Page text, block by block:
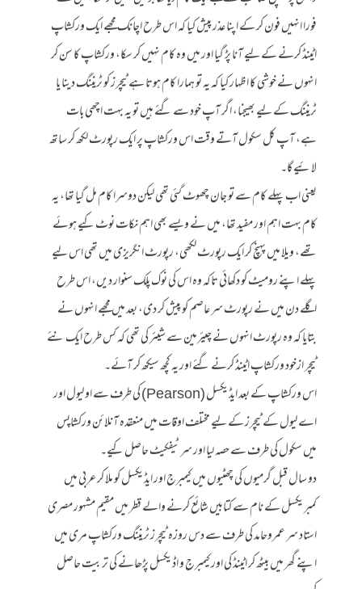
فورا انہیں فون کر کے اپنا عذر پیش کیا کہ اس طرح اچانک مجھے ایک ورکشاپ
اٹینڈ کرنے کے لیے آنا پڑ گیا اور میں وہ کام نہیں کر سکا، ورکشاپ کا سن کر
انہوں نے خوشی کا اظہار کیا کہ یہ تو ہمارا کام ہوتا ہے ٹیچرز کو ٹریننگ دینا یا
ٹریننگ کے لیے بھیجنا، اگر آپ خود سے گئے ہیں تو یہ بہت اچھی بات
ہے، آپ کل سکول آتے وقت اس ورکشاپ پر ایک رپورٹ لکھ کر ساتھ
لائیے گا۔
یعنی اب پہلے کام سے تو جان چھوٹ گئی تھی لیکن دوسرا کام مل گیا تھا، یہ
کام بہت اہم اور مفید تھا، میں نے ویسے بھی اہم نکات نوٹ کیے ہوئے
تھے، ویلا میں پہنچ کر ایک رپورٹ لکھی، رپورٹ انگریزی میں تھی اس لیے
پہلے اپنے رومیٹ کو دکھائی تاکہ وہ اس کی نوک پلک سنوار دیں، اس طرح
اگلے دن میں نے رپورٹ سر عاصم کو پیش کر دی، بعد میں مجھے انہوں نے
بتایا کہ وہ رپورٹ انہوں نے چیئرمین سے شیئر کی تھی کہ کس طرح ایک نئے
ٹیچر ازخود ورکشاپ اٹینڈ کرنے گئے اور یہ کچھ سیکھ کر آئے۔
اس ورکشاپ کے بعد ایڈیکسل (Pearson) کی طرف سے او لیول اور
اے لیول کے ٹیچرز کے لیے مختلف اوقات میں منعقدہ آنلائن ورکشاپس
میں سکول کی طرف سے حصہ لیا اور سرٹیفکیٹ حاصل کیے۔
دو سال قبل گرمیوں کی چھٹیوں میں کیمبرج اور ایڈیکسل کو ملا کر عربی میں
کمبریکسل کے نام سے کتابیں شائع کرنے والے قطر میں مقیم مشہور مصری
استاد سر عمروحامد کی طرف سے دس روزہ ٹیچرز ٹریننگ ورکشاپ مری میں
اپنے گھر میں بیٹھ کر اٹینڈ کی اور کیمبرج و اڈیکسل پڑھانے کی تربیت حاصل